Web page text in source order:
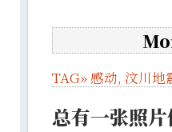
TAG»感动, 汶川地
总有一张照